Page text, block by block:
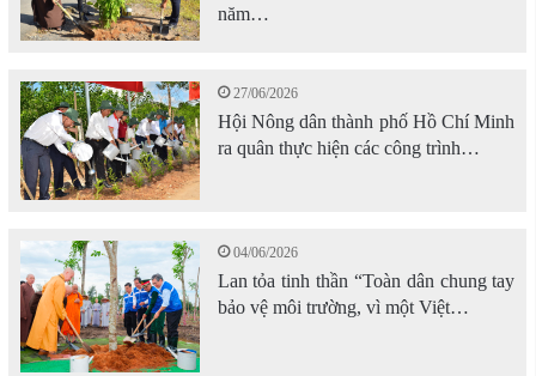
năm…
27/06/2026
Hội Nông dân thành phố Hồ Chí Minh
ra quân thực hiện các công trình…
04/06/2026
Lan tỏa tinh thần “Toàn dân chung tay
bảo vệ môi trường, vì một Việt…